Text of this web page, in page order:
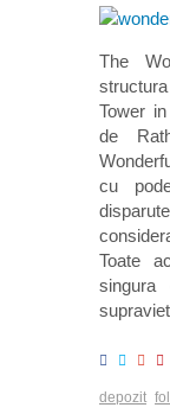
The
Tower
de
cu
Toate
depozit